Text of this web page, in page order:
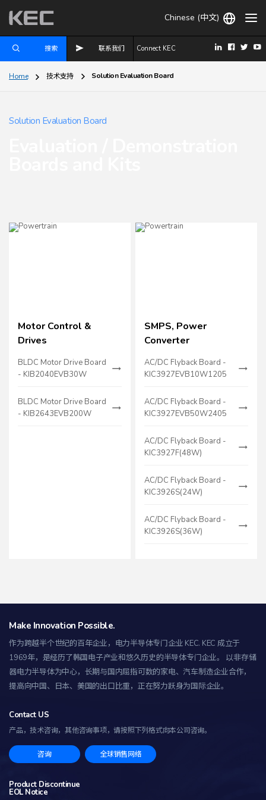
Chinese (中文)
搜索 联系我们 Connect KEC
Home 技术支持 Solution Evaluation Board
Solution Evaluation Board
Motor Control &
Drives
BLDC Motor Drive Board
- KIB2040EVB30W
BLDC Motor Drive Board
- KIB2643EVB200W
SMPS, Power
Converter
AC/DC Flyback Board -
KIC3927EVB10W1205
AC/DC Flyback Board -
KIC3927EVB50W2405
AC/DC Flyback Board -
KIC3927F(48W)
AC/DC Flyback Board -
KIC3926S(24W)
AC/DC Flyback Board -
KIC3926S(36W)
Make Innovation Possible.
作为跨越半个世纪的百年企业，电力半导体专门企业 KEC. KEC 成立于
1969年，是经历了韩国电子产业和悠久历史的半导体专门企业。 以非存储
器电力半导体为中心，长期与国内屈指可数的家电、汽车制造企业合作，
提高向中国、日本、美国的出口比重，正在努力跃身为国际企业。
Contact US
产品，技术咨询，其他咨询事项，请按照下列格式向本公司咨询。
咨询 全球销售网络
Product Discontinue
EOL Notice